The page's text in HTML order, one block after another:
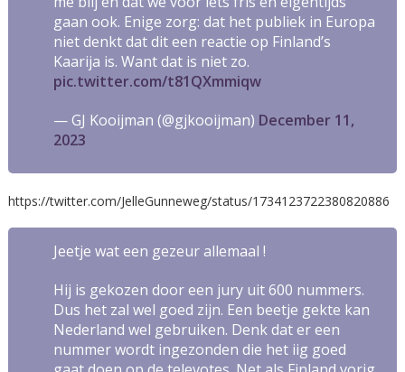
gaan ook. Enige zorg: dat het publiek in Europa
niet denkt dat dit een reactie op Finland’s
Kaarija is. Want dat is niet zo.
pic.twitter.com/t81QXmmiqw
— GJ Kooijman (@gjkooijman) December 11,
2023
https://twitter.com/JelleGunneweg/status/1734123722380820886
Jeetje wat een gezeur allemaal !
Hij is gekozen door een jury uit 600 nummers.
Dus het zal wel goed zijn. Een beetje gekte kan
Nederland wel gebruiken. Denk dat er een
nummer wordt ingezonden die het iig goed